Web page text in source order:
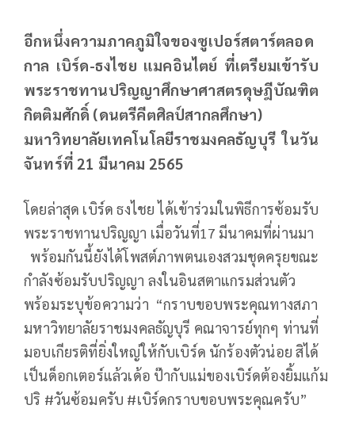
อีกหนึ่งความภาคภูมิใจของซูเปอร์สตาร์ตลอด
กาล เบิร์ด-ธงไชย แมคอินไตย์ ที่เตรียมเข้ารับ
พระราชทานปริญญาศึกษาศาสตรดุษฎีบัณฑิต
กิตติมศักดิ์ (ดนตรีคีตศิลป์สากลศึกษา)
มหาวิทยาลัยเทคโนโลยีราชมงคลธัญบุรี ในวัน
จันทร์ที่ 21 มีนาคม 2565
โดยล่าสุด เบิร์ด ธงไชย ได้เข้าร่วมในพิธีการซ้อมรับ
พระราชทานปริญญา เมื่อวันที่17 มีนาคมที่ผ่านมา
พร้อมกันนี้ยังได้โพสต์ภาพตนเองสวมชุดครุยขณะ
กำลังซ้อมรับปริญญา ลงในอินสตาแกรมส่วนตัว
พร้อมระบุข้อความว่า “กราบขอบพระคุณทางสภา
มหาวิทยาลัยราชมงคลธัญบุรี คณาจารย์ทุกๆ ท่านที่
มอบเกียรติที่ยิ่งใหญ่ให้กับเบิร์ด นักร้องตัวน่อย สิได้
เป็นด็อกเตอร์แล้วเด้อ ป๊ากับแม่ของเบิร์ดต้องยิ้มแก้ม
ปริ #วันซ้อมครับ #เบิร์ดกราบขอบพระคุณครับ”